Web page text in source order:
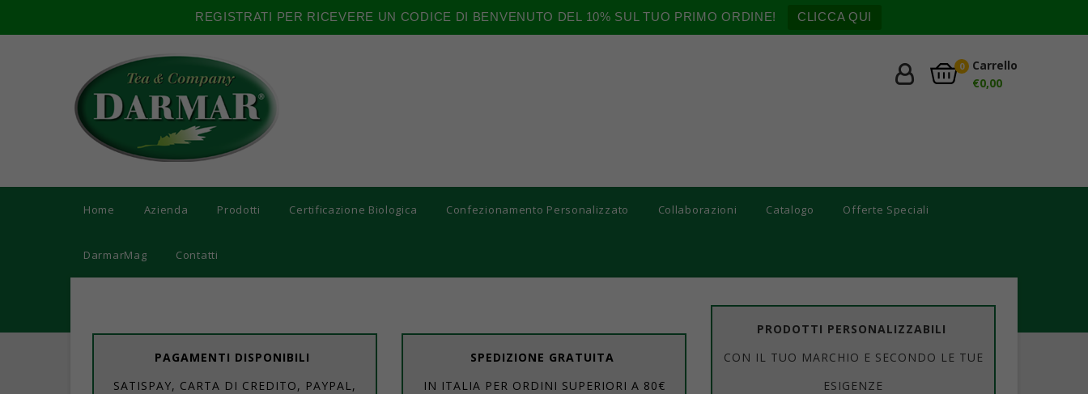
REGISTRATI PER RICEVERE UN CODICE DI BENVENUTO DEL 10% SUL TUO PRIMO ORDINE! CLICCA QUI
0
Carrello
€0,00
Home Azienda Prodotti Certificazione Biologica Confezionamento Personalizzato Collaborazioni Catalogo Offerte Speciali
DarmarMag Contatti
PAGAMENTI DISPONIBILI
SATISPAY, CARTA DI CREDITO, PAYPAL,
SPEDIZIONE GRATUITA
IN ITALIA PER ORDINI SUPERIORI A 80€
PRODOTTI PERSONALIZZABILI
CON IL TUO MARCHIO E SECONDO LE TUE
ESIGENZE